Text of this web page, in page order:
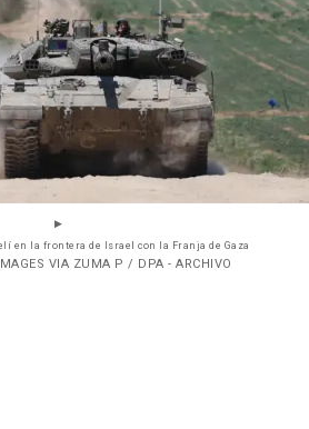
en la frontera de Israel con la Franja de Gaza
VIA ZUMA P / DPA - ARCHIVO